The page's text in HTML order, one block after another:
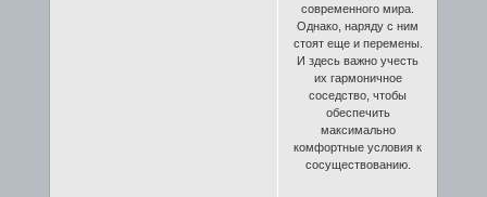
современного мира.
Однако, наряду с ним
стоят еще и перемены.
И здесь важно учесть
их гармоничное
соседство, чтобы
обеспечить
максимально
комфортные условия к
сосуществованию.